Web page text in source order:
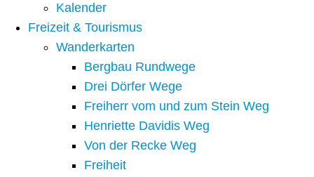
Kalender
Freizeit & Tourismus
Wanderkarten
Bergbau Rundwege
Drei Dörfer Wege
Freiherr vom und zum Stein Weg
Henriette Davidis Weg
Von der Recke Weg
Freiheit